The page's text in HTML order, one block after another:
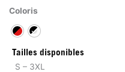
Coloris
Tailles disponibles
S – 3XL